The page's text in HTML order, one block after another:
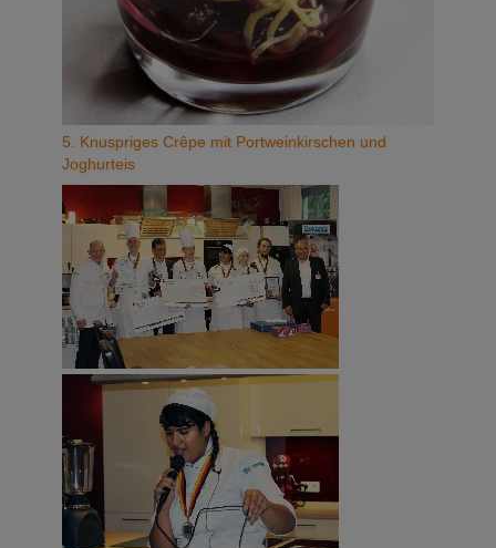
5. Knuspriges Crêpe mit Portweinkirschen und
Joghurteis